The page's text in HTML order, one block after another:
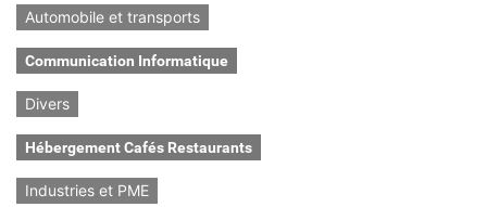
Automobile et transports
Communication Informatique
Divers
Hébergement Cafés Restaurants
Industries et PME